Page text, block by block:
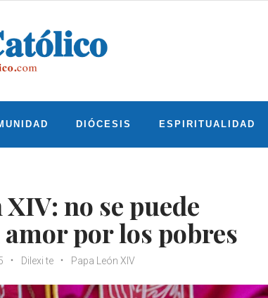
DIÓCESIS ESPIRITUALIDAD
no se puede
por los pobres
Dilexi te Papa León XIV